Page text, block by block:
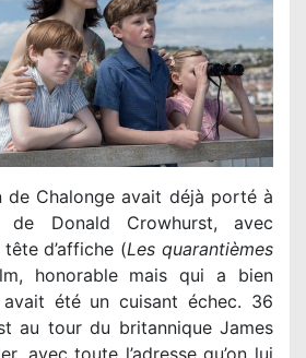
de Chalonge avait déjà porté à
de Donald Crowhurst, avec
d’affiche (Les quarantièmes
honorable mais qui a bien
avait été un cuisant échec. 36
au tour du britannique James